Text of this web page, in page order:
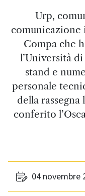
Urp,
Compa che
l’Università
stand e
personale
della
conferito
04 novembre